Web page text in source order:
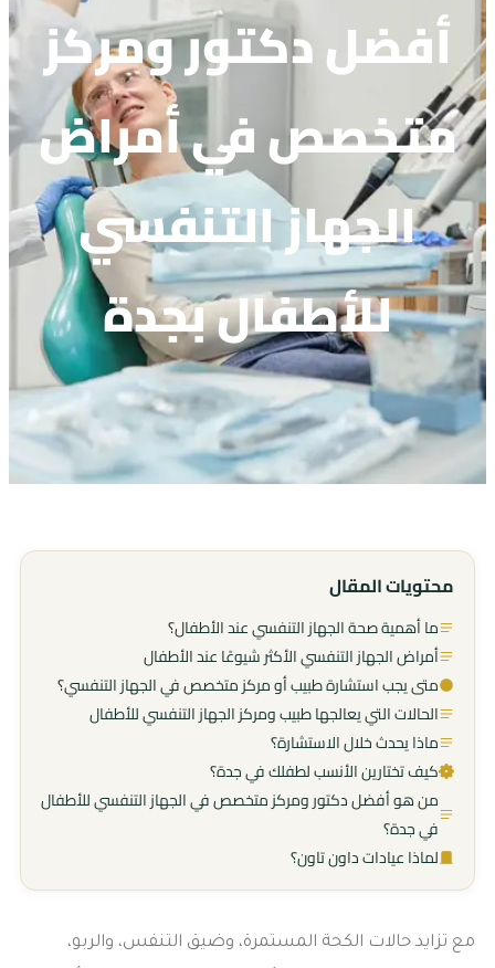
أفضل دكتور ومركز
متخصص في أمراض
الجهاز التنفسي
للأطفال بجدة
محتويات المقال
ما أهمية صحة الجهاز التنفسي عند الأطفال؟
أمراض الجهاز التنفسي الأكثر شيوعًا عند الأطفال
متى يجب استشارة طبيب أو مركز متخصص في الجهاز التنفسي؟
الحالات التي يعالجها طبيب ومركز الجهاز التنفسي للأطفال
ماذا يحدث خلال الاستشارة؟
كيف تختارين الأنسب لطفلك في جدة؟
من هو أفضل دكتور ومركز متخصص في الجهاز التنفسي للأطفال
في جدة؟
لماذا عيادات داون تاون؟
مع تزايد حالات الكحة المستمرة، وضيق التنفس، والربو،